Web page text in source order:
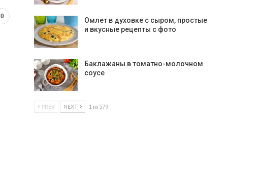
0
Омлет в духовке с сыром, простые
и вкусные рецепты с фото
Баклажаны в томатно-молочном
соусе
PREV NEXT 1 из 579